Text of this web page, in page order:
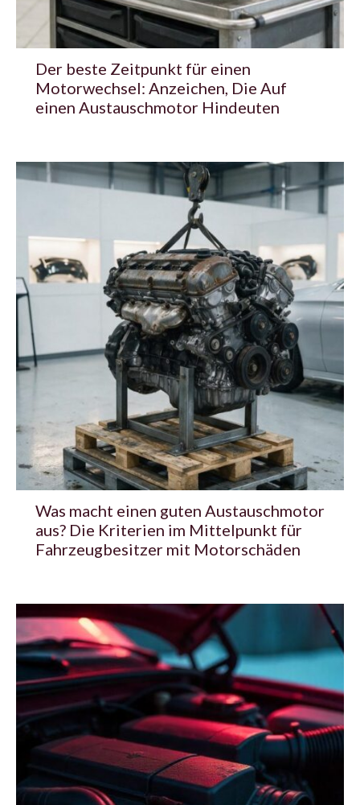
Der beste Zeitpunkt für einen
Motorwechsel: Anzeichen, Die Auf
einen Austauschmotor Hindeuten
Was macht einen guten Austauschmotor
aus? Die Kriterien im Mittelpunkt für
Fahrzeugbesitzer mit Motorschäden